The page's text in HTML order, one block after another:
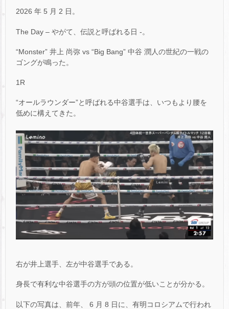
2026 年 5 月 2 日。
The Day – やがて、伝説と呼ばれる日 -。
“Monster” 井上 尚弥 vs “Big Bang” 中谷 潤人の世紀の一戦の
ゴングが鳴った。
1R
“オールラウンダー”と呼ばれる中谷選手は、いつもより腰を
低めに構えてきた。
右が井上選手、左が中谷選手である。
身長で有利な中谷選手の方が頭の位置が低いことが分かる。
以下の写真は、前年、 6 月 8 日に、有明コロシアムで行われ